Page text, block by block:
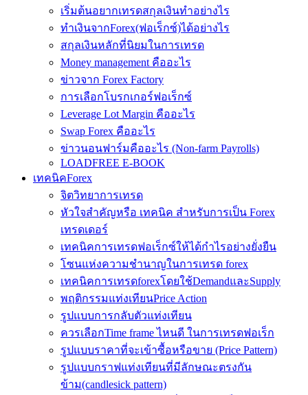
เริ่มต้นอยากเทรดสกุลเงินทำอย่างไร
ทำเงินจากForex(ฟอเร็กซ์)ได้อย่างไร
สกุลเงินหลักที่นิยมในการเทรด
Money management คืออะไร
ข่าวจาก Forex Factory
การเลือกโบรกเกอร์ฟอเร็กซ์
Leverage Lot Margin คืออะไร
Swap Forex คืออะไร
ข่าวนอนฟาร์มคืออะไร (Non-farm Payrolls)
LOADFREE E-BOOK
เทคนิคForex
จิตวิทยาการเทรด
หัวใจสำคัญหรือ เทคนิค สำหรับการเป็น Forex
เทรดเดอร์
เทคนิคการเทรดฟอเร็กซ์ให้ได้กำไรอย่างยั่งยืน
โซนแห่งความชำนาญในการเทรด forex
เทคนิคการเทรดforexโดยใช้DemandและSupply
พฤติกรรมแท่งเทียนPrice Action
รูปแบบการกลับตัวแท่งเทียน
ควรเลือกTime frame ไหนดี ในการเทรดฟอเร็ก
รูปแบบราคาที่จะเข้าซื้อหรือขาย (Price Pattern)
รูปแบบกราฟแท่งเทียนที่มีลักษณะตรงกัน
ข้าม(candlesick pattern)